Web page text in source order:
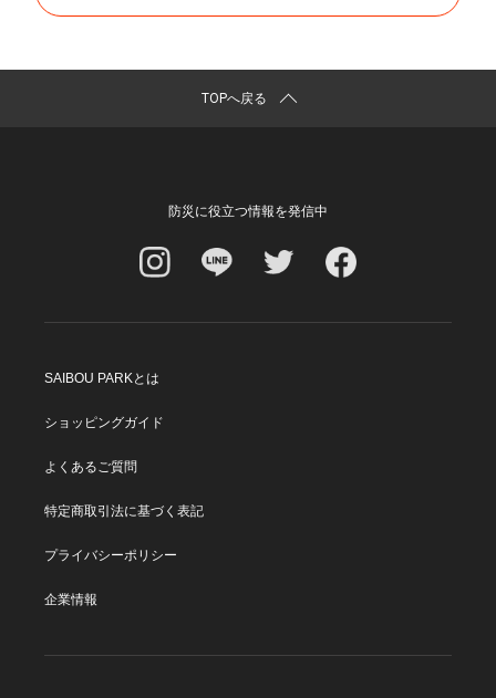
TOPへ戻る
防災に役立つ情報を発信中
SAIBOU PARKとは
ショッピングガイド
よくあるご質問
特定商取引法に基づく表記
プライバシーポリシー
企業情報